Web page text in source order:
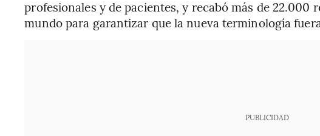
profesionales y de pacientes, y recabó más de 22.000
mundo para garantizar que la nueva terminología
PUBLICIDAD